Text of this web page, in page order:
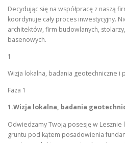
Decydując się na współpracę z naszą
koordynuje cały proces inwestycyjny.
architektów, firm budowlanych,
basenowych.
1
Wizja lokalna, badania geotechniczne i
Faza 1
1.Wizja lokalna, badania
Odwiedzamy Twoją posesję w Lesznie
gruntu pod kątem posadowienia